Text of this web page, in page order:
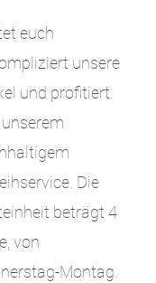
euch
unsere
und profitiert
Die
beträgt 4
von
Montag.